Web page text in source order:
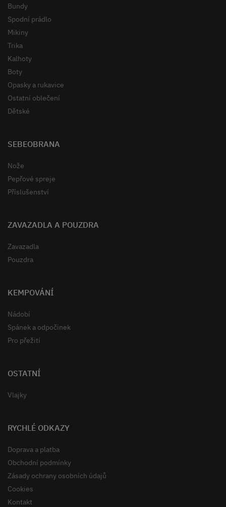
Bundy
Spodní prádlo
Mikiny
Trika
Kalhoty
Boty
Opasky a rukavice
Ostatní oblečení
Dětské
SEBEOBRANA
Nože
Pepřové spreje
Příslušenství
ZAVAZADLA A POUZDRA
Zavazadla
Pouzdra
KEMPOVÁNÍ
Nádobí
Spánek a odpočinek
Pro přežití
OSTATNÍ
Vlajky
RYCHLÉ ODKAZY
Doprava a platba
Obchodní podmínky
Zásady ochrany osobních údajů
Cookies
Kontakt